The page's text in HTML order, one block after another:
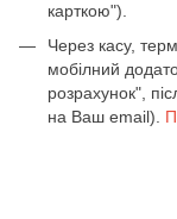
карткою").
Через касу,
мобілний
розрахунок",
на Ваш email).